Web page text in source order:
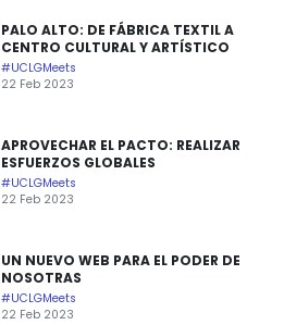
PALO ALTO: DE FÁBRICA TEXTIL A
CENTRO CULTURAL Y ARTÍSTICO
#UCLGMeets
22 Feb 2023
APROVECHAR EL PACTO: REALIZAR
ESFUERZOS GLOBALES
#UCLGMeets
22 Feb 2023
UN NUEVO WEB PARA EL PODER DE
NOSOTRAS
#UCLGMeets
22 Feb 2023